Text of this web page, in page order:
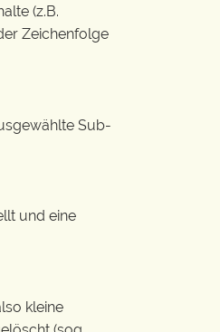
(z.B.
Zeichenfolge
Sub-
und eine
kleine